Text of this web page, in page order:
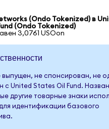
(Ondo Tokenized) в
(Ondo Tokenized)
3,0761 USOon
выпущен, не спонсирован, не
United States Oil Fund.
другие товарные знаки
идентификации базового